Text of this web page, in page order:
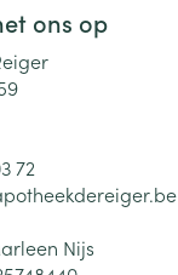
ons op
72
Nijs